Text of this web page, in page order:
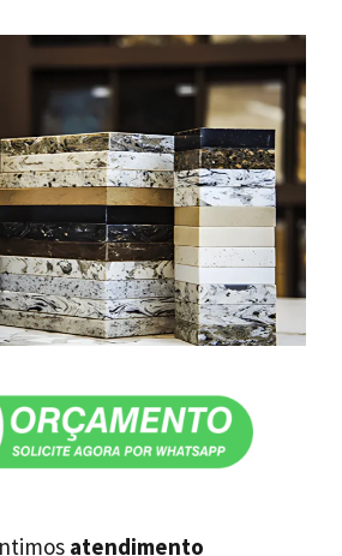
atendimento